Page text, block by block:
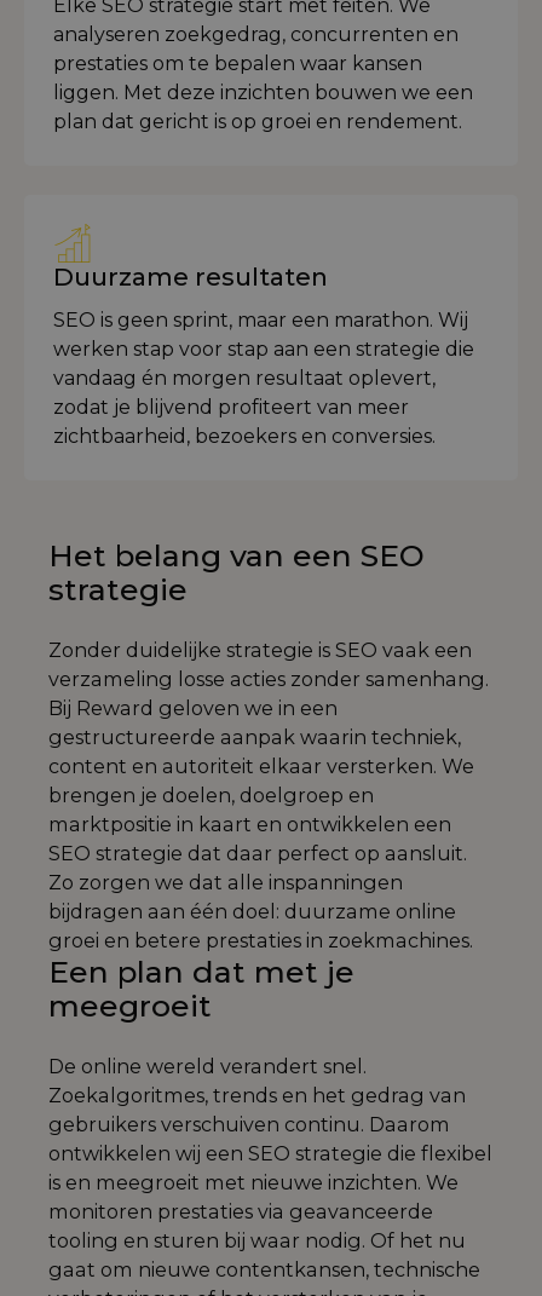
Elke SEO strategie start met feiten. We
analyseren zoekgedrag, concurrenten en
prestaties om te bepalen waar kansen
liggen. Met deze inzichten bouwen we een
plan dat gericht is op groei en rendement.
Duurzame resultaten
SEO is geen sprint, maar een marathon. Wij
werken stap voor stap aan een strategie die
vandaag én morgen resultaat oplevert,
zodat je blijvend profiteert van meer
zichtbaarheid, bezoekers en conversies.
Het belang van een SEO
strategie
Zonder duidelijke strategie is SEO vaak een
verzameling losse acties zonder samenhang.
Bij Reward geloven we in een
gestructureerde aanpak waarin techniek,
content en autoriteit elkaar versterken. We
brengen je doelen, doelgroep en
marktpositie in kaart en ontwikkelen een
SEO strategie dat daar perfect op aansluit.
Zo zorgen we dat alle inspanningen
bijdragen aan één doel: duurzame online
groei en betere prestaties in zoekmachines.
Een plan dat met je
meegroeit
De online wereld verandert snel.
Zoekalgoritmes, trends en het gedrag van
gebruikers verschuiven continu. Daarom
ontwikkelen wij een SEO strategie die flexibel
is en meegroeit met nieuwe inzichten. We
monitoren prestaties via geavanceerde
tooling en sturen bij waar nodig. Of het nu
gaat om nieuwe contentkansen, technische